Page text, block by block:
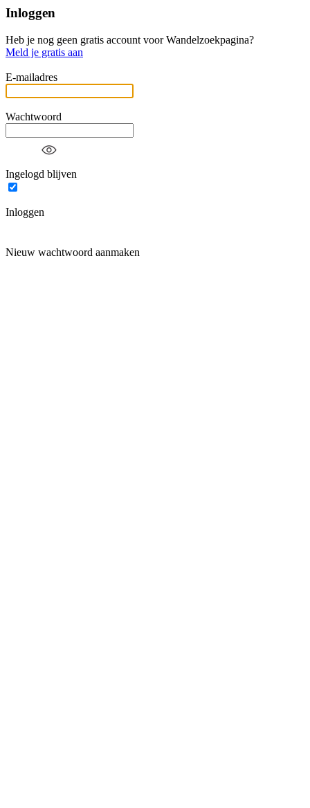
Inloggen
Heb je nog geen gratis account voor Wandelzoekpagina?
Meld je gratis aan
E-mailadres
Wachtwoord
Ingelogd blijven
Inloggen
Nieuw wachtwoord aanmaken